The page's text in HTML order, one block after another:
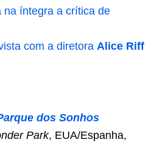
na íntegra a crítica de
com a diretora Alice Riff
dos Sonhos
Park, EUA/Espanha,